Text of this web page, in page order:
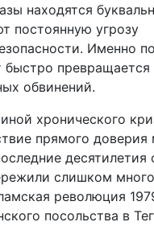
находятся
постоянную угрозу
Именно
быстро превращается
обвинений.
хронического
прямого
десятилетия
слишком много
революция
посольства в